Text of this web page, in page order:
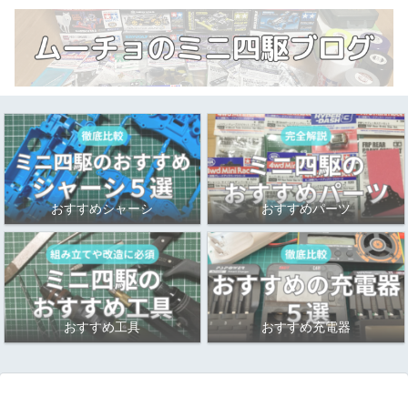
おすすめシャーシ おすすめパーツ
おすすめ工具 おすすめ充電器